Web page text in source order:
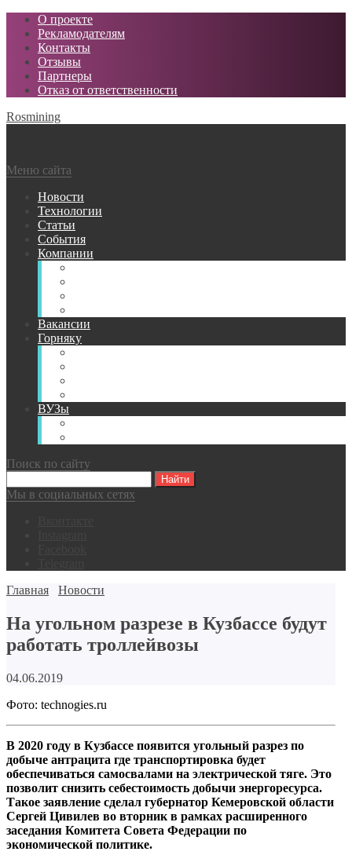
О проекте
Рекламодателям
Контакты
Отзывы
Партнеры
Отказ от ответственности
Rosmining
Меню сайта
Новости
Технологии
Статьи
События
Компании
Вакансии
Горняку
ВУЗы
Поиск по сайту
Мы в социальных сетях
Главная
Новости
На угольном разрезе в Кузбассе будут
работать троллейвозы
04.06.2019
Фото: technogies.ru
В 2020 году в Кузбассе появится угольный разрез по
добыче антрацита где транспортировка будет
обеспечиваться самосвалами на электрической тяге. Это
позволит снизить себестоимость добычи энергоресурса.
Такое заявление сделал губернатор Кемеровской области
Сергей Цивилев во вторник в рамках расширенного
заседания Комитета Совета Федерации по
экономической политике.